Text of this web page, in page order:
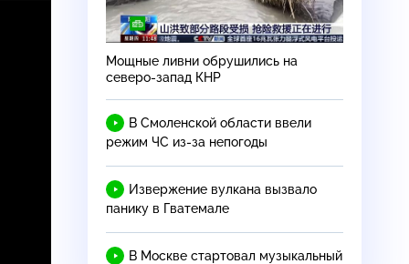
Мощные ливни обрушились на
северо-запад КНР
В Смоленской области ввели
режим ЧС из-за непогоды
Извержение вулкана вызвало
панику в Гватемале
В Москве стартовал музыкальный